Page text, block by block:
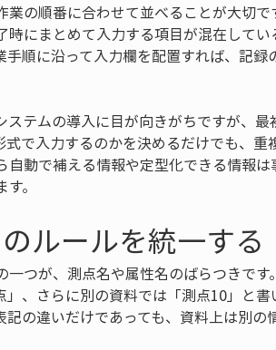
の順番に合わせて並べることが大切
にまとめて入力する項目が混在して
順に沿って入力欄を配置すれば、記録
テムの導入に目が向きがちですが、
で入力するのかを決めるだけでも、重
動で補える情報や定型化できる情報
。
ルールを統一する
つが、測点名や属性名のばらつきで
、さらに別の資料では「測点10」と
の違いだけであっても、資料上は別の